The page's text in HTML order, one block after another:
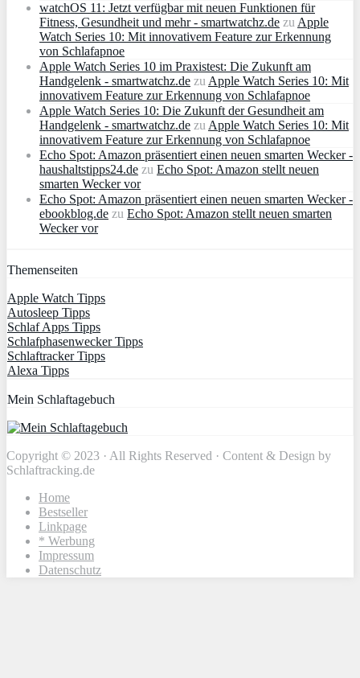
watchOS 11: Jetzt verfügbar mit neuen Funktionen für
Fitness, Gesundheit und mehr - smartwatchz.de zuApple
Watch Series 10: Mit innovativem Feature zur Erkennung
von Schlafapnoe
Apple Watch Series 10 im Praxistest: Die Zukunft am
Handgelenk - smartwatchz.de zuApple Watch Series 10: Mit
innovativem Feature zur Erkennung von Schlafapnoe
Apple Watch Series 10: Die Zukunft der Gesundheit am
Handgelenk - smartwatchz.de zuApple Watch Series 10: Mit
innovativem Feature zur Erkennung von Schlafapnoe
Echo Spot: Amazon präsentiert einen neuen smarten Wecker -
haushaltstipps24.de zu Echo Spot: Amazon stellt neuen
smarten Wecker vor
Echo Spot: Amazon präsentiert einen neuen smarten Wecker -
ebookblog.de zu Echo Spot: Amazon stellt neuen smarten
Wecker vor
Themenseiten
Apple Watch Tipps
Autosleep Tipps
Schlaf Apps Tipps
Schlafphasenwecker Tipps
Schlaftracker Tipps
Alexa Tipps
Mein Schlaftagebuch
Copyright © 2023 · All Rights Reserved · Content & Design by
Schlaftracking.de
Home
Bestseller
Linkpage
* Werbung
Impressum
Datenschutz